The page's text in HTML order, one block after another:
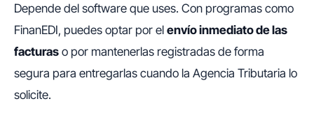
Depende del software que uses. Con programas como
FinanEDI, puedes optar por el envío inmediato de las
facturas o por mantenerlas registradas de forma
segura para entregarlas cuando la Agencia Tributaria lo
solicite.